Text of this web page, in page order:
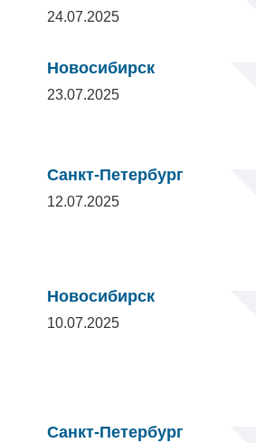
24.07.2025
Новосибирск
23.07.2025
Санкт-Петербург
12.07.2025
Новосибирск
10.07.2025
Санкт-Петербург